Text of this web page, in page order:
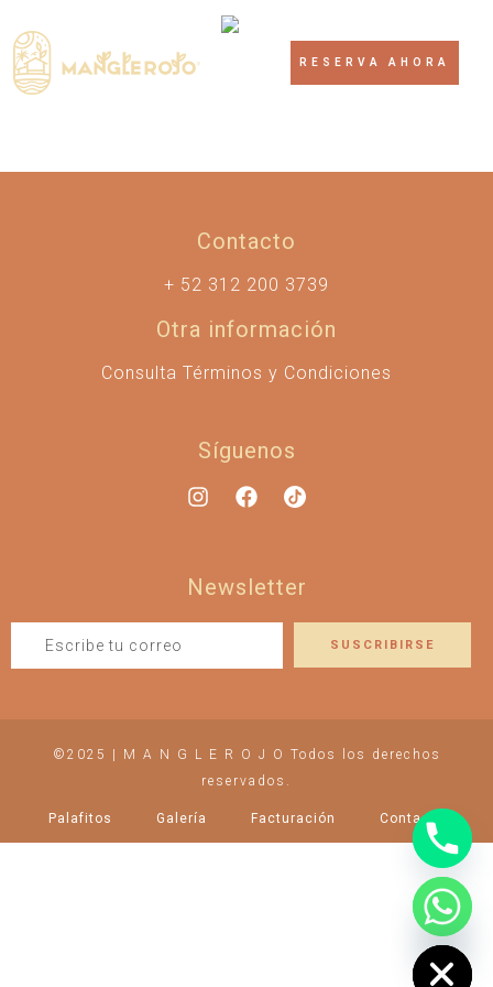
RESERVA AHORA
Contacto
+ 52 312 200 3739
Otra información
Consulta Términos y Condiciones
Síguenos
Newsletter
©2025 | M A N G L E R O J O Todos los derechos
reservados.
Palafitos Galería Facturación Contacto
Hide
chaty